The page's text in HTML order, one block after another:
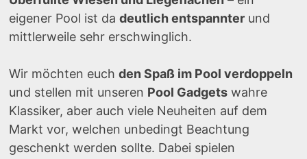
eigener Pool ist da deutlich entspannterund
mittlerweile sehr erschwinglich.
Wir möchten euch den Spaß im Pool verdoppeln
und stellen mit unseren Pool Gadgetswahre
Klassiker, aber auch viele Neuheiten auf dem
Markt vor, welchen unbedingt Beachtung
geschenkt werden sollte. Dabei spielen